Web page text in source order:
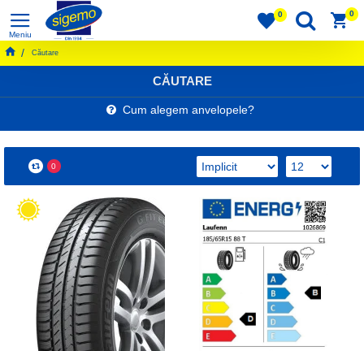
0 0
Căutare
CĂUTARE
Cum alegem anvelopele?
0